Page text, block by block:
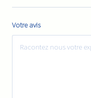
Votre avis